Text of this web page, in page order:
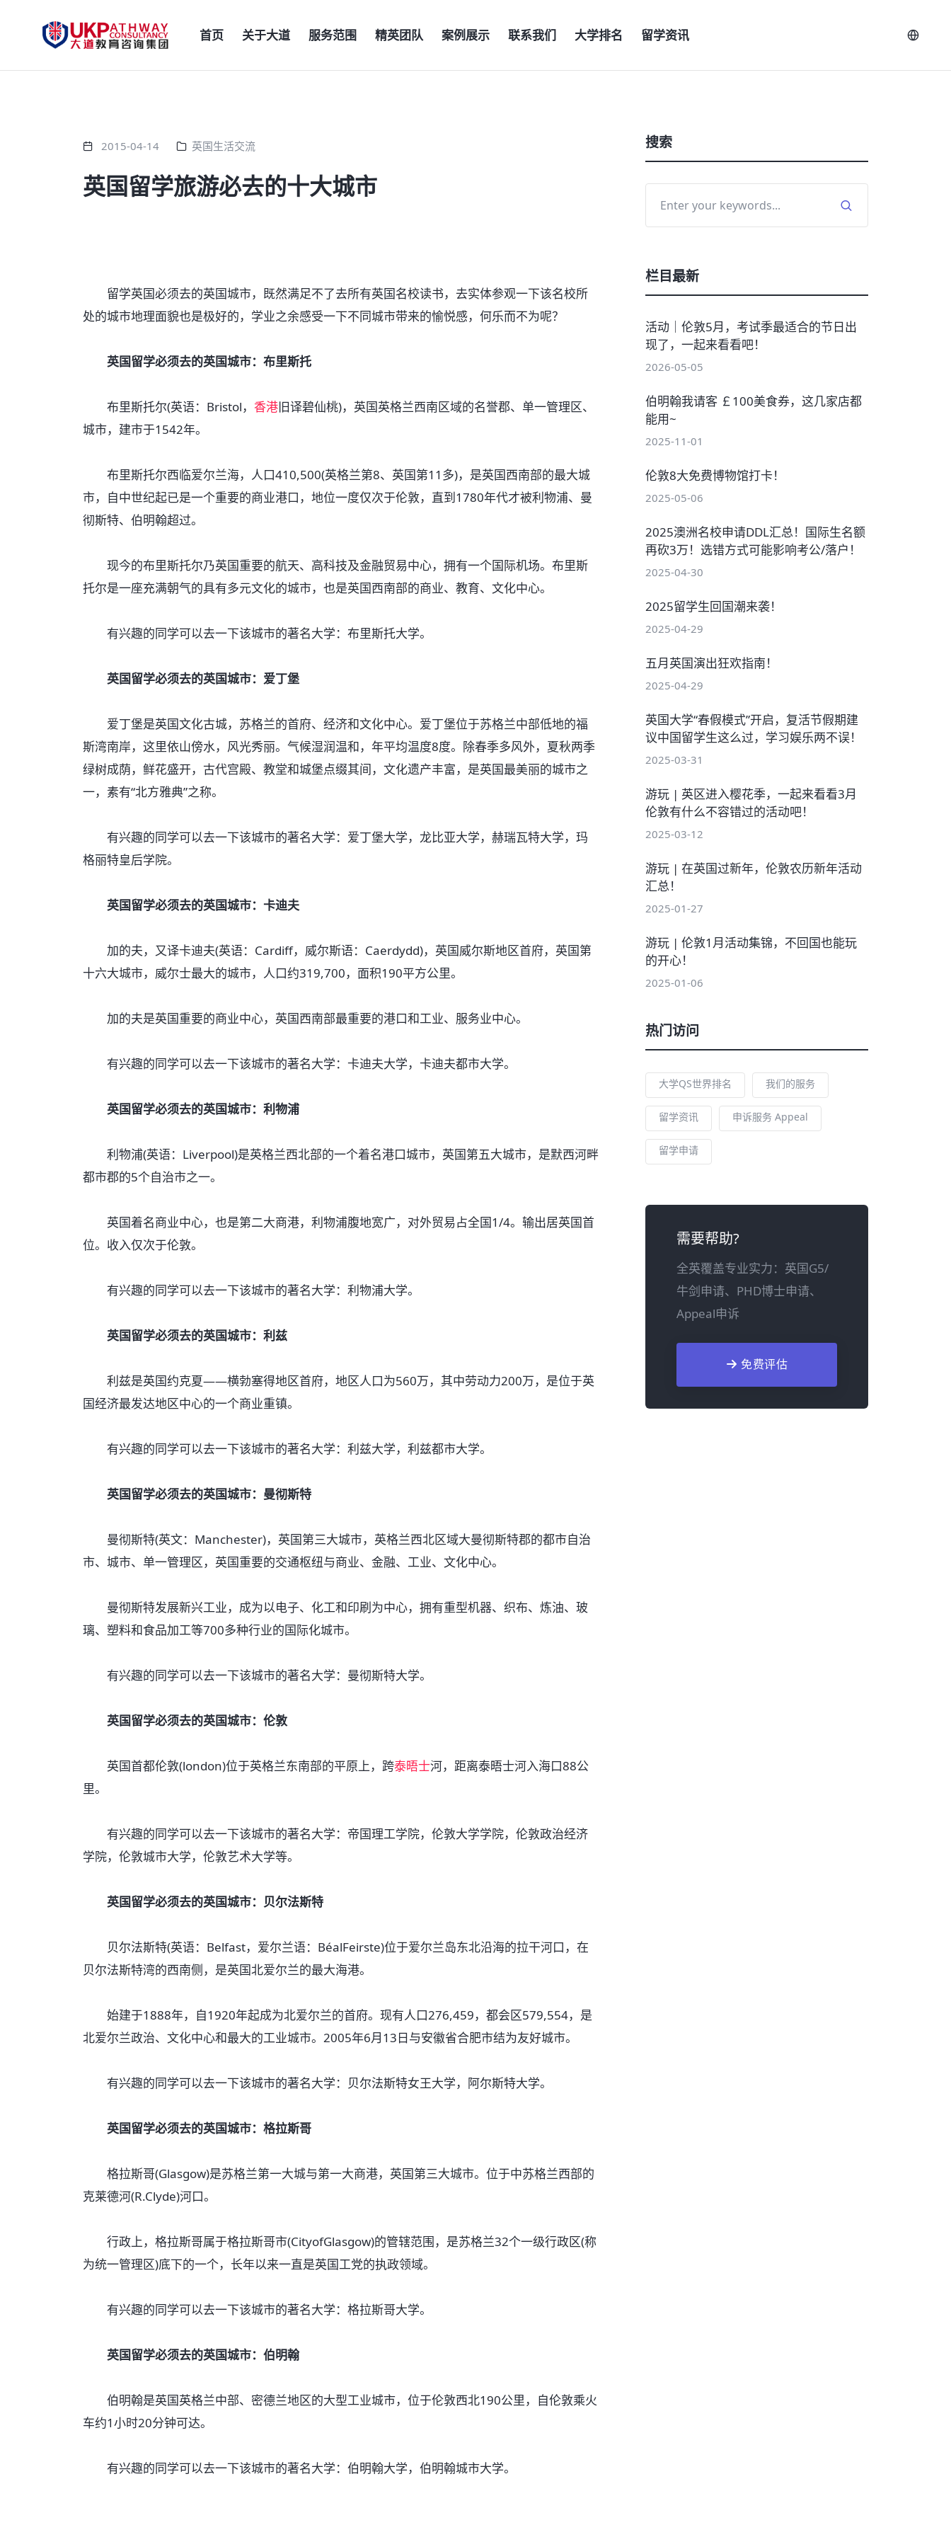
首页 关于大道 服务范围 精英团队 案例展示 联系我们 大学排名 留学资讯
2015-04-14 英国生活交流
英国留学旅游必去的十大城市
留学英国必须去的英国城市，既然满足不了去所有英国名校读书，去实体参观一下该名校所
处的城市地理面貌也是极好的，学业之余感受一下不同城市带来的愉悦感，何乐而不为呢？
英国留学必须去的英国城市：布里斯托
布里斯托尔(英语：Bristol， 香港旧译碧仙桃)，英国英格兰西南区域的名誉郡、单一管理区、
城市，建市于1542年。
布里斯托尔西临爱尔兰海，人口410,500(英格兰第8、英国第11多)，是英国西南部的最大城
市，自中世纪起已是一个重要的商业港口，地位一度仅次于伦敦，直到1780年代才被利物浦、曼
彻斯特、伯明翰超过。
现今的布里斯托尔乃英国重要的航天、高科技及金融贸易中心，拥有一个国际机场。布里斯
托尔是一座充满朝气的具有多元文化的城市，也是英国西南部的商业、教育、文化中心。
有兴趣的同学可以去一下该城市的著名大学：布里斯托大学。
英国留学必须去的英国城市：爱丁堡
爱丁堡是英国文化古城，苏格兰的首府、经济和文化中心。爱丁堡位于苏格兰中部低地的福
斯湾南岸，这里依山傍水，风光秀丽。气候湿润温和，年平均温度8度。除春季多风外，夏秋两季
绿树成荫，鲜花盛开，古代宫殿、教堂和城堡点缀其间，文化遗产丰富，是英国最美丽的城市之
一，素有“北方雅典”之称。
有兴趣的同学可以去一下该城市的著名大学：爱丁堡大学，龙比亚大学，赫瑞瓦特大学，玛
格丽特皇后学院。
英国留学必须去的英国城市：卡迪夫
加的夫，又译卡迪夫(英语：Cardiff，威尔斯语：Caerdydd)，英国威尔斯地区首府，英国第
十六大城市，威尔士最大的城市，人口约319,700，面积190平方公里。
加的夫是英国重要的商业中心，英国西南部最重要的港口和工业、服务业中心。
有兴趣的同学可以去一下该城市的著名大学：卡迪夫大学，卡迪夫都市大学。
英国留学必须去的英国城市：利物浦
利物浦(英语：Liverpool)是英格兰西北部的一个着名港口城市，英国第五大城市，是默西河畔
都市郡的5个自治市之一。
英国着名商业中心，也是第二大商港，利物浦腹地宽广，对外贸易占全国1/4。输出居英国首
位。收入仅次于伦敦。
有兴趣的同学可以去一下该城市的著名大学：利物浦大学。
英国留学必须去的英国城市：利兹
利兹是英国约克夏——横勃塞得地区首府，地区人口为560万，其中劳动力200万，是位于英
国经济最发达地区中心的一个商业重镇。
有兴趣的同学可以去一下该城市的著名大学：利兹大学，利兹都市大学。
英国留学必须去的英国城市：曼彻斯特
曼彻斯特(英文：Manchester)，英国第三大城市，英格兰西北区域大曼彻斯特郡的都市自治
市、城市、单一管理区，英国重要的交通枢纽与商业、金融、工业、文化中心。
曼彻斯特发展新兴工业，成为以电子、化工和印刷为中心，拥有重型机器、织布、炼油、玻
璃、塑料和食品加工等700多种行业的国际化城市。
有兴趣的同学可以去一下该城市的著名大学：曼彻斯特大学。
英国留学必须去的英国城市：伦敦
英国首都伦敦(london)位于英格兰东南部的平原上，跨泰晤士河，距离泰晤士河入海口88公
里。
有兴趣的同学可以去一下该城市的著名大学：帝国理工学院，伦敦大学学院，伦敦政治经济
学院，伦敦城市大学，伦敦艺术大学等。
英国留学必须去的英国城市：贝尔法斯特
贝尔法斯特(英语：Belfast，爱尔兰语：BéalFeirste)位于爱尔兰岛东北沿海的拉干河口，在
贝尔法斯特湾的西南侧，是英国北爱尔兰的最大海港。
始建于1888年，自1920年起成为北爱尔兰的首府。现有人口276,459，都会区579,554，是
北爱尔兰政治、文化中心和最大的工业城市。2005年6月13日与安徽省合肥市结为友好城市。
有兴趣的同学可以去一下该城市的著名大学：贝尔法斯特女王大学，阿尔斯特大学。
英国留学必须去的英国城市：格拉斯哥
格拉斯哥(Glasgow)是苏格兰第一大城与第一大商港，英国第三大城市。位于中苏格兰西部的
克莱德河(R.Clyde)河口。
行政上，格拉斯哥属于格拉斯哥市(CityofGlasgow)的管辖范围，是苏格兰32个一级行政区(称
为统一管理区)底下的一个，长年以来一直是英国工党的执政领域。
有兴趣的同学可以去一下该城市的著名大学：格拉斯哥大学。
英国留学必须去的英国城市：伯明翰
伯明翰是英国英格兰中部、密德兰地区的大型工业城市，位于伦敦西北190公里，自伦敦乘火
车约1小时20分钟可达。
有兴趣的同学可以去一下该城市的著名大学：伯明翰大学，伯明翰城市大学。
搜索
栏目最新
活动｜伦敦5月，考试季最适合的节日出
现了，一起来看看吧！
2026-05-05
伯明翰我请客 ￡100美食券，这几家店都
能用~
2025-11-01
伦敦8大免费博物馆打卡！
2025-05-06
2025澳洲名校申请DDL汇总！国际生名额
再砍3万！选错方式可能影响考公/落户！
2025-04-30
2025留学生回国潮来袭！
2025-04-29
五月英国演出狂欢指南！
2025-04-29
英国大学“春假模式”开启，复活节假期建
议中国留学生这么过，学习娱乐两不误！
2025-03-31
游玩 | 英区进入樱花季，一起来看看3月
伦敦有什么不容错过的活动吧！
2025-03-12
游玩 | 在英国过新年，伦敦农历新年活动
汇总！
2025-01-27
游玩 | 伦敦1月活动集锦，不回国也能玩
的开心！
2025-01-06
热门访问
大学QS世界排名 我们的服务
留学资讯 申诉服务 Appeal
留学申请
需要帮助?
全英覆盖专业实力：英国G5/
牛剑申请、PHD博士申请、
Appeal申诉
免费评估